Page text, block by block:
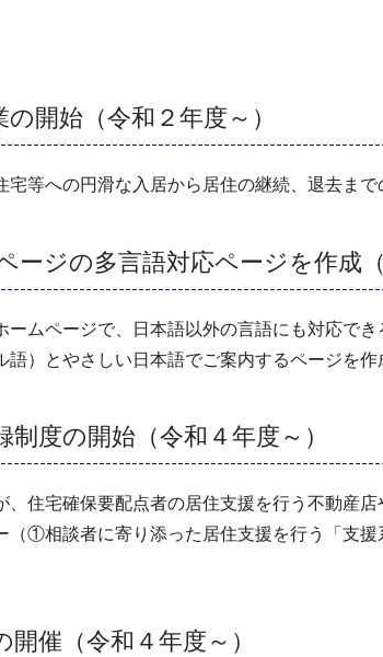
開始（令和２年度～）
等への円滑な入居から居住の継続、退去まで
ジの多言語対応ページを作成（
ムページで、日本語以外の言語にも対応で
）とやさしい日本語でご案内するページを作
度の開始（令和４年度～）
、住宅確保要配点者の居住支援を行う不動産
①相談者に寄り添った居住支援を行う「支
催（令和４年度～）